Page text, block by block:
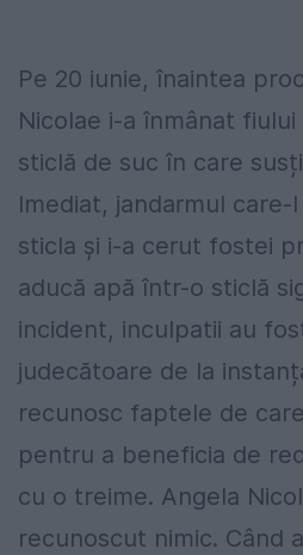
Pe 20 iunie, înaintea
Nicolae i-a înmânat
sticlă de suc în care
Imediat, jandarmul care-
sticla și i-a cerut fostei
aducă apă într-o sticlă
incident, inculpatii au
judecătoare de la
recunosc faptele de
pentru a beneficia de
cu o treime. Angela
recunoscut nimic. Când